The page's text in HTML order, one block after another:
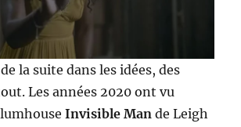
la suite dans les idées, des
Les années 2020 ont vu
Invisible Mande Leigh